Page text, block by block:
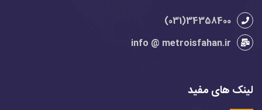
34358400(031)
info @ metroisfahan.ir
لینک های مفید